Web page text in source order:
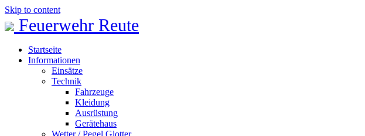
Skip to content
Feuerwehr Reute
Startseite
Informationen
Einsätze
Technik
Fahrzeuge
Kleidung
Ausrüstung
Gerätehaus
Wetter / Pegel Glotter